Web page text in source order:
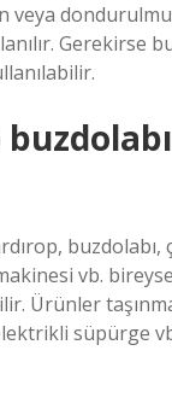
veya
Gerekirse
buzdolabı,
vb.
Ürünler
süpürge